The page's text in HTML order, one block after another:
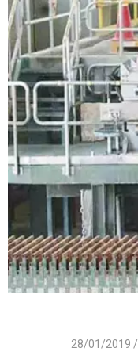
28/01/2019 /